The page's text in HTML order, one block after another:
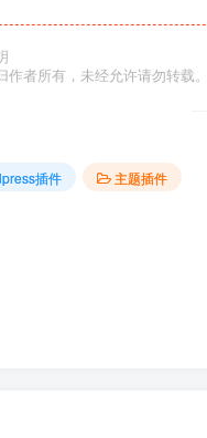
作者所有，未经允许请勿转载。
插件 主题插件